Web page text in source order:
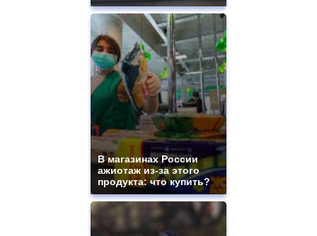
В магазинах России
ажиотаж из-за этого
продукта: что купить?